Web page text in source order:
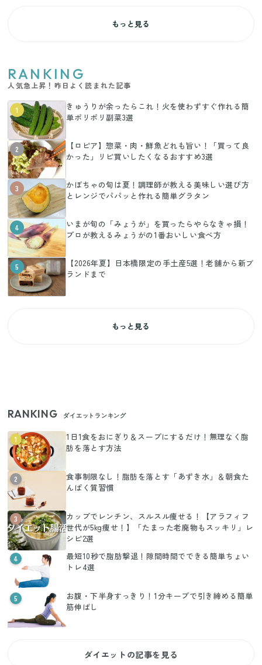
もっと見る
RANKING
人気急上昇！昨日よく読まれた記事
1
きゅうりが余ったらこれ！火を使わずすぐ作れる簡
単ポリポリ副菜3選
2
【ロピア】惣菜・肉・鮮魚どれも旨い！「買って良
かった」リピ買いしたくなるおすすめ3選
3
かぼちゃの旬は夏！調理師が教える美味しい選び方
とレンジでパパッと作れる簡単グラタン
4
いまが旬の「みょうが」を買ったらやらなきゃ損！
プロが教えるみょうがの1番おいしい食べ方
5
【2026年夏】日本橋限定の手土産5選！老舗から新ブ
ランドまで
もっと見る
RANKING ダイエットランキング
1
1日1食をおにぎり＆スープにするだけ！無理なく脂
肪を落とす方法
2
食事制限なし！脂肪を落とす「あずき水」＆朝食た
んぱく質習慣
3
カップでレンチン、スルスル痩せる！【アラフィフ
世代が5kg痩せ！】「たまった老廃物もスッキリ」レ
シピ2選
4
最短10秒で脂肪撃退！隙間時間でできる簡単ちょい
トレ4選
5
お腹・下半身すっきり！1分キープで引き締める簡単
筋伸ばし
ダイエットの記事を見る